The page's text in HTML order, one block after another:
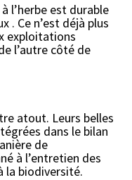
l’herbe est durable
. Ce n’est déjà plus
exploitations
l’autre côté de
atout. Leurs belles
dans le bilan
de
à l’entretien des
la biodiversité.